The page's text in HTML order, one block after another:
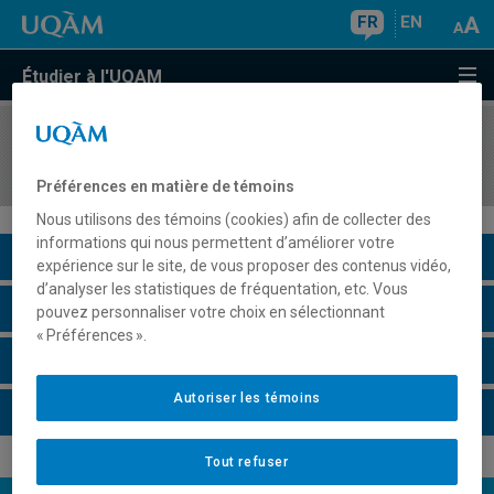
FR EN
Étudier à l'UQAM
COURS//
Description du cours
Horaire - Été 2026
Préférences en matière de témoins
Nous utilisons des témoins (cookies) afin de collecter des
informations qui nous permettent d’améliorer votre
expérience sur le site, de vous proposer des contenus vidéo,
d’analyser les statistiques de fréquentation, etc. Vous
pouvez personnaliser votre choix en sélectionnant
« Préférences ».
Tout refuser
Autoriser les témoins